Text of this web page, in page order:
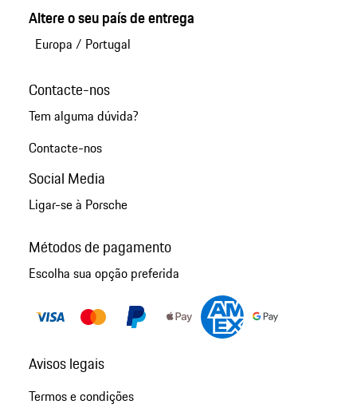
Altere o seu país de entrega
Europa / Portugal
Contacte-nos
Tem alguma dúvida?
Contacte-nos
Social Media
Ligar-se à Porsche
Métodos de pagamento
Escolha sua opção preferida
Avisos legais
Termos e condições